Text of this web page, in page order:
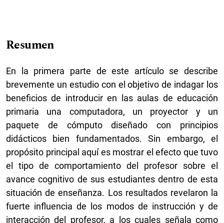
Resumen
En la primera parte de este artículo se describe
brevemente un estudio con el objetivo de indagar los
beneficios de introducir en las aulas de educación
primaria una computadora, un proyector y un
paquete de cómputo diseñado con principios
didácticos bien fundamentados. Sin embargo, el
propósito principal aquí es mostrar el efecto que tuvo
el tipo de comportamiento del profesor sobre el
avance cognitivo de sus estudiantes dentro de esta
situación de enseñanza. Los resultados revelaron la
fuerte influencia de los modos de instrucción y de
interacción del profesor, a los cuales señala como